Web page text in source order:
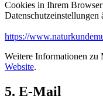
Cookies in Ihrem
Datenschutzeinstellungen
https://
Weitere Informationen zu
Website.
5. E-Mail